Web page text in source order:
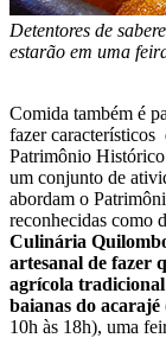
Detentores de
estarão em uma
Comida também é
fazer
Patrimônio
um conjunto de
abordam o
reconhecidas como
Culinária
artesanal de fazer
agrícola
baianas do acarajé
10h às 18h), uma